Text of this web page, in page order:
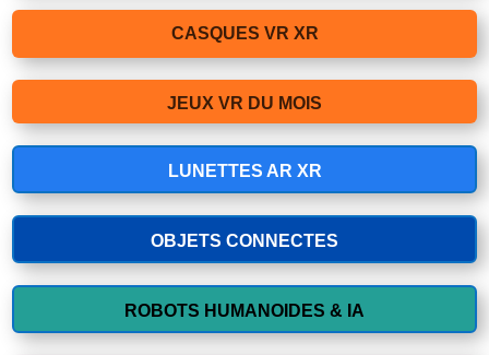
CASQUES VR XR
JEUX VR DU MOIS
LUNETTES AR XR
OBJETS CONNECTES
ROBOTS HUMANOIDES & IA